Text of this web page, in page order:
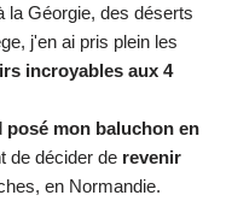
la Géorgie, des déserts
j'en ai pris plein les
incroyables aux 4
posé mon baluchon en
de décider de revenir
en Normandie.